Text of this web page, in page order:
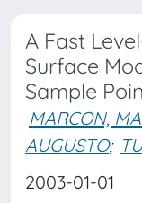
A Fast
Surface
Sample
MARCON,
AUGUSTO;
2003-01-01